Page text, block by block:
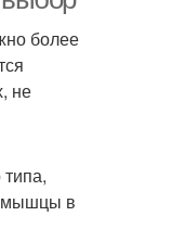
более
не
мышцы в